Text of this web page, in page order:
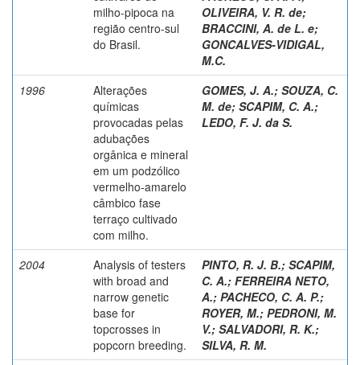
milho-pipoca na
região centro-sul
do Brasil.
OLIVEIRA, V. R. de;
BRACCINI, A. de L. e;
GONCALVES-VIDIGAL,
M.C.
1996
Alterações
químicas
provocadas pelas
adubações
orgânica e mineral
em um podzólico
vermelho-amarelo
câmbico fase
terraço cultivado
com milho.
GOMES, J. A.; SOUZA, C.
M. de; SCAPIM, C. A.;
LEDO, F. J. da S.
2004
Analysis of testers
with broad and
narrow genetic
base for
topcrosses in
popcorn breeding.
PINTO, R. J. B.; SCAPIM,
C. A.; FERREIRA NETO,
A.; PACHECO, C. A. P.;
ROYER, M.; PEDRONI, M.
V.; SALVADORI, R. K.;
SILVA, R. M.